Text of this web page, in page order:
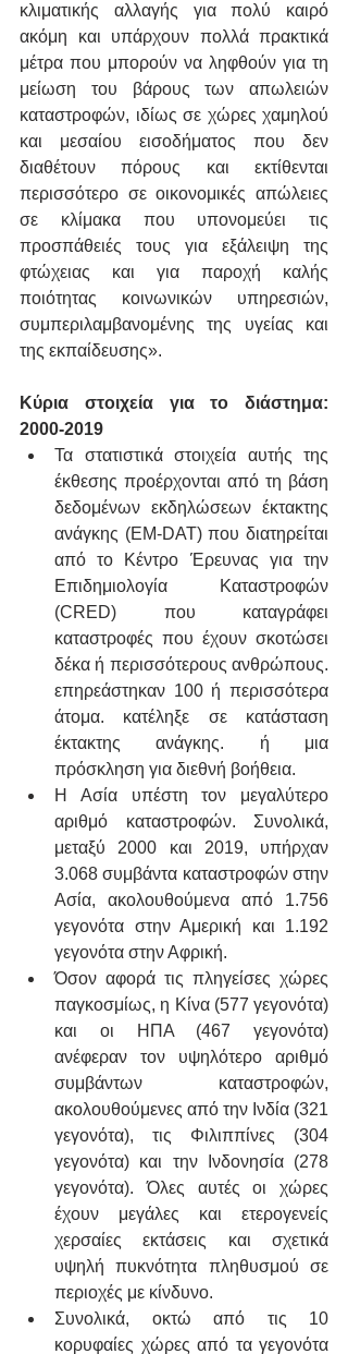
κλιματικής αλλαγής για πολύ καιρό
ακόμη και υπάρχουν πολλά πρακτικά
μέτρα που μπορούν να ληφθούν για τη
μείωση του βάρους των απωλειών
καταστροφών, ιδίως σε χώρες χαμηλού
και μεσαίου εισοδήματος που δεν
διαθέτουν πόρους και εκτίθενται
περισσότερο σε οικονομικές απώλειες
σε κλίμακα που υπονομεύει τις
προσπάθειές τους για εξάλειψη της
φτώχειας και για παροχή καλής
ποιότητας κοινωνικών υπηρεσιών,
συμπεριλαμβανομένης της υγείας και
της εκπαίδευσης».
Κύρια στοιχεία για το διάστημα:
2000-2019
Τα στατιστικά στοιχεία αυτής της
έκθεσης προέρχονται από τη βάση
δεδομένων εκδηλώσεων έκτακτης
ανάγκης (EM-DAT) που διατηρείται
από το Κέντρο Έρευνας για την
Επιδημιολογία Καταστροφών
(CRED) που καταγράφει
καταστροφές που έχουν σκοτώσει
δέκα ή περισσότερους ανθρώπους.
επηρεάστηκαν 100 ή περισσότερα
άτομα. κατέληξε σε κατάσταση
έκτακτης ανάγκης. ή μια
πρόσκληση για διεθνή βοήθεια.
Η Ασία υπέστη τον μεγαλύτερο
αριθμό καταστροφών. Συνολικά,
μεταξύ 2000 και 2019, υπήρχαν
3.068 συμβάντα καταστροφών στην
Ασία, ακολουθούμενα από 1.756
γεγονότα στην Αμερική και 1.192
γεγονότα στην Αφρική.
Όσον αφορά τις πληγείσες χώρες
παγκοσμίως, η Κίνα (577 γεγονότα)
και οι ΗΠΑ (467 γεγονότα)
ανέφεραν τον υψηλότερο αριθμό
συμβάντων καταστροφών,
ακολουθούμενες από την Ινδία (321
γεγονότα), τις Φιλιππίνες (304
γεγονότα) και την Ινδονησία (278
γεγονότα). Όλες αυτές οι χώρες
έχουν μεγάλες και ετερογενείς
χερσαίες εκτάσεις και σχετικά
υψηλή πυκνότητα πληθυσμού σε
περιοχές με κίνδυνο.
Συνολικά, οκτώ από τις 10
κορυφαίες χώρες από τα γεγονότα